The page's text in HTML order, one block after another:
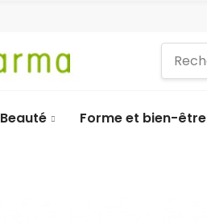
Beauté Forme et bien-être